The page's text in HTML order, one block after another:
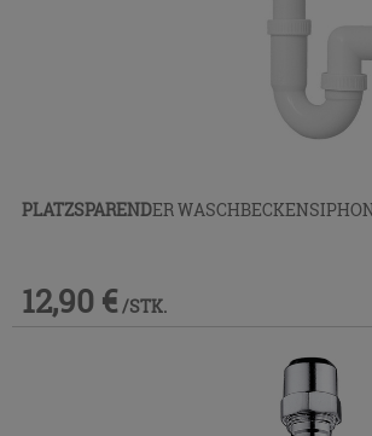
PLATZSPARENDER
12,90 € /STK.